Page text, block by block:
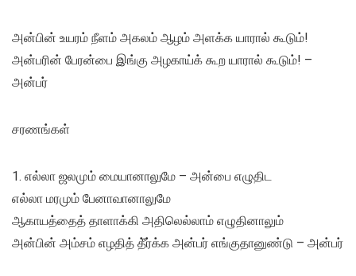
அன்பின் உயரம் நீளம் அகலம் ஆழம் அளக்க யாரால் கூடும்!
அன்பரின் பேரன்பை இங்கு அழகாய்க் கூற யாரால் கூடும்! –
அன்பர்
சரணங்கள்
1. எல்லா ஜலமும் மையானாலுமே – அன்பை எழுதிட
எல்லா மரமும் பேனாவானாலுமே
ஆகாயத்தைத் தாளாக்கி அதிலெல்லாம் எழுதினாலும்
அன்பின் அம்சம் எழதித் தீ்ர்க்க அன்பர் எங்குதானுண்டு – அன்பர்